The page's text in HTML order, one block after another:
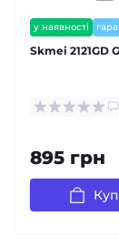
у наявності
залишилось мало
Skmei 2121GD
895 грн